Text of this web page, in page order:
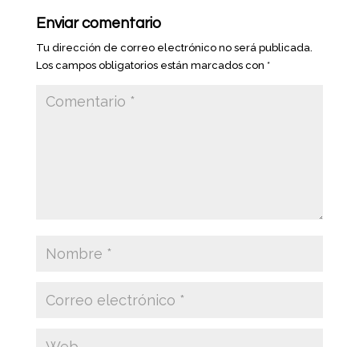
Enviar comentario
Tu dirección de correo electrónico no será publicada.
Los campos obligatorios están marcados con *